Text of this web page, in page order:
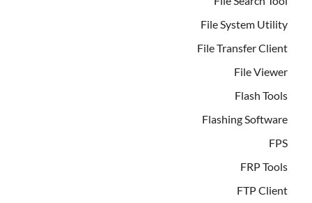
File System Utility
File Transfer Client
File Viewer
Flash Tools
Flashing Software
FPS
FRP Tools
FTP Client